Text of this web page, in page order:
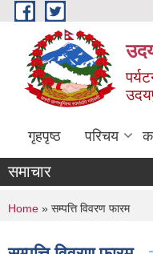
Skip to main content
गृहपृष्ठ परिचय
समाचार
You are here
Home » सम्पत्ति विवरण फारम